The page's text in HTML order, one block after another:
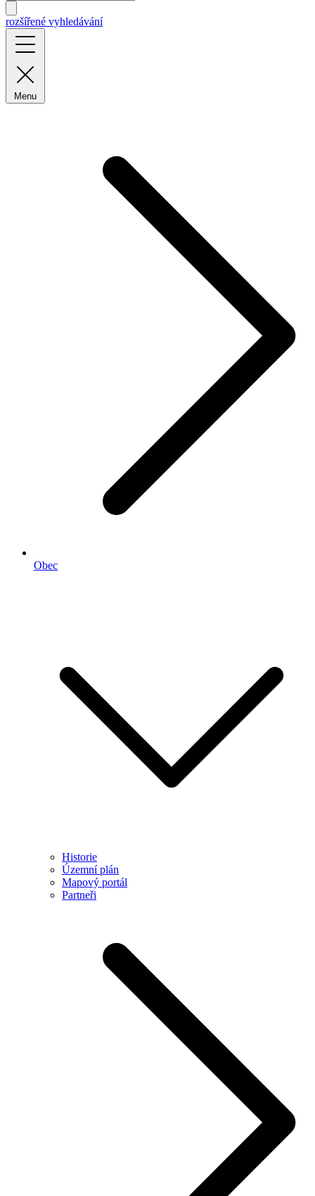
rozšířené vyhledávání
Menu
Obec
Historie
Územní plán
Mapový portál
Partneři